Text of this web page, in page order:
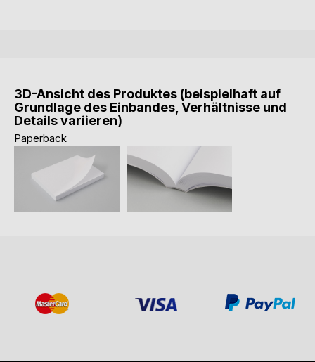
3D-Ansicht des Produktes (beispielhaft auf
Grundlage des Einbandes, Verhältnisse und
Details variieren)
Paperback